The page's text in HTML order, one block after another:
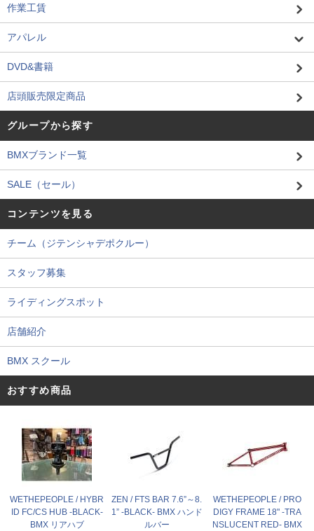
作業工賃
アパレル
DVD&書籍
店頭販売限定商品
グループから探す
BMXブランド一覧
SALE（セール）
コンテンツを見る
チーム（ジテンシャデポクルー）
スタッフ募集
ライディングスポット
店舗紹介
BMX スクール
おすすめ商品
WETHEPEOPLE / HYBR
ID FC/CS HUB -BLACK-
BMX リアハブ
ZEN / FTS BAR 7.6”～8.
1” -BLACK- BMX ハンド
ルバー
WETHEPEOPLE / PRO
DIGY FRAME 18" -TRA
NSLUCENT RED- BMX